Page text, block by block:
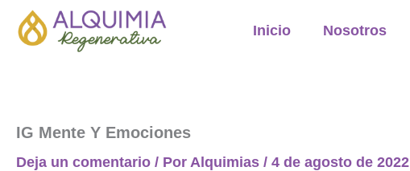
Inicio Nosotros
IG Mente Y Emociones
Deja un comentario / Por Alquimias / 4 de agosto de 2022